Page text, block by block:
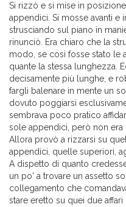
Si rizzò e si mise in
appendici. Si mosse avanti e
strusciando sul piano in
rinunciò. Era chiaro che la
modo, se così fosse stato le
quante la stessa lunghezza.
decisamente più lunghe, e
fargli balenare in mente un
dovuto poggiarsi
sembrava poco pratico
sole appendici, però non era
Allora provò a rizzarsi su
appendici, quelle superiori,
A dispetto di quanto
un po' a trovare un assetto
collegamento che
stare eretto su quei due